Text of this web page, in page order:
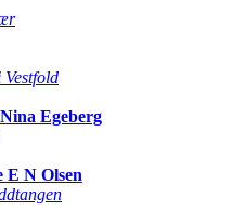
Vestfold
Egeberg
E N Olsen